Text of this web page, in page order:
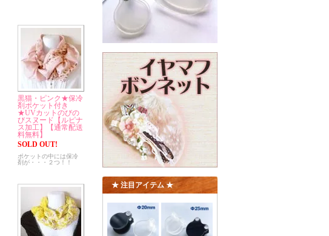
黒猫・ピンク★保冷
剤ポケット付き
★UVカットのびの
びスヌード【ルピナ
ス加工】【通常配送
料無料】
SOLD OUT!
ポケットの中には保冷
剤が・・・２つ！！
★ 注目アイテム ★